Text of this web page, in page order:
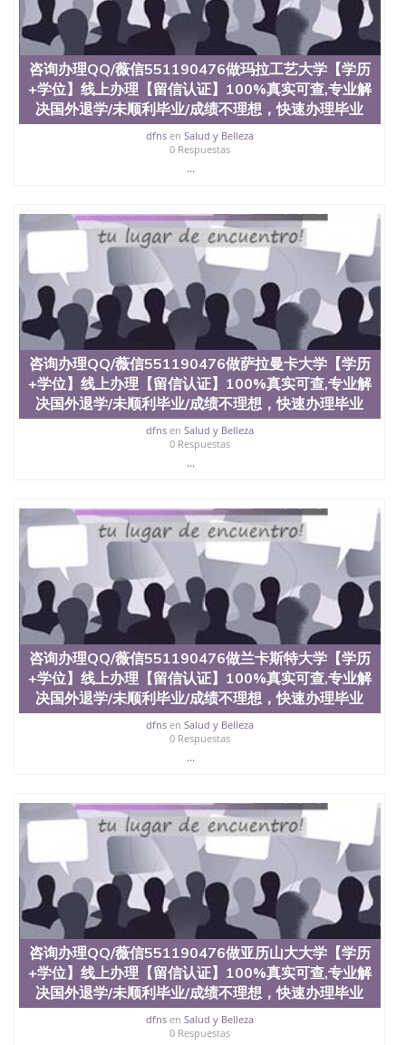
咨询办理QQ/薇信551190476做玛拉工艺大学【学历
+学位】线上办理【留信认证】100%真实可查,专业解
决国外退学/未顺利毕业/成绩不理想，快速办理毕业
dfnsen Salud y Belleza
0 Respuestas
...
咨询办理QQ/薇信551190476做萨拉曼卡大学【学历
+学位】线上办理【留信认证】100%真实可查,专业解
决国外退学/未顺利毕业/成绩不理想，快速办理毕业
dfnsen Salud y Belleza
0 Respuestas
...
咨询办理QQ/薇信551190476做兰卡斯特大学【学历
+学位】线上办理【留信认证】100%真实可查,专业解
决国外退学/未顺利毕业/成绩不理想，快速办理毕业
dfnsen Salud y Belleza
0 Respuestas
...
咨询办理QQ/薇信551190476做亚历山大大学【学历
+学位】线上办理【留信认证】100%真实可查,专业解
决国外退学/未顺利毕业/成绩不理想，快速办理毕业
dfnsen Salud y Belleza
0 Respuestas